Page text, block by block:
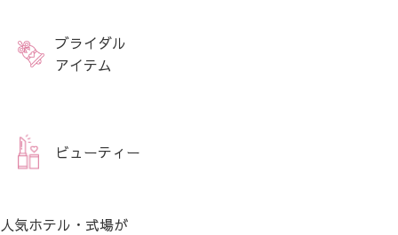
ブライダル
アイテム
ビューティー
人気ホテル・式場が